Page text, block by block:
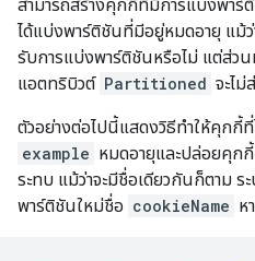
สามารถสร้างคุกกี้ที่มีการแบ่งพา
ได้แบ่งพาร์ติชันที่มีอยู่หมดอายุ แม้ว่
รับการแบ่งพาร์ติชันหรือไม่ แต่ส่วน
แอตทริบิวต์ Partitioned จะไ
ตัวอย่างต่อไปนี้แสดงวิธีทำให้คุกกี้
example หมดอายุและปล่อยคุก
ระทบ แม้ว่าจะมีชื่อเดียวกันก็ตาม
พาร์ติชันใหม่ชื่อ cookieName ห